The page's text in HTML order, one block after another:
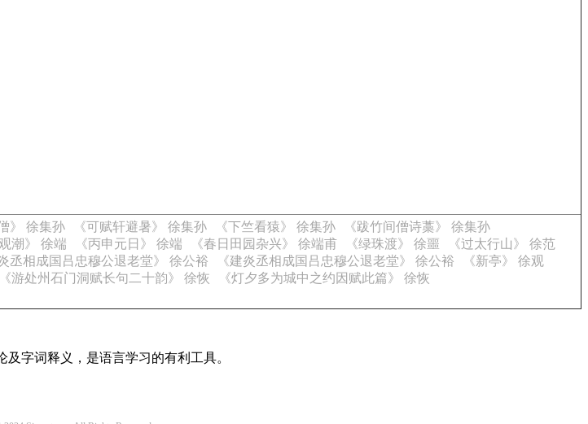
》 徐集孙 《可赋轩避暑》 徐集孙 《下竺看猿》 徐集孙
《跋竹间僧诗藁》 徐集孙
潮》 徐端 《丙申元日》 徐端 《春日田园杂兴》 徐端甫 《绿珠渡》 徐噩
《过太行山》 徐范
炎丞相成国吕忠穆公退老堂》 徐公裕 《建炎丞相成国吕忠穆公退老堂》 徐公裕
《新亭》 徐观
《游处州石门洞赋长句二十韵》 徐恢
《灯夕多为城中之约因赋此篇》 徐恢
字词释义，是语言学习的有利工具。